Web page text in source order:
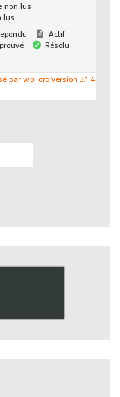
non lus
lus
Actif
Résolu
par wpForo version 3.1.4